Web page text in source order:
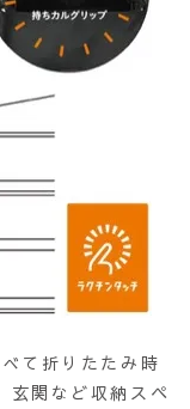
て折りたたみ時
玄関など収納スペ